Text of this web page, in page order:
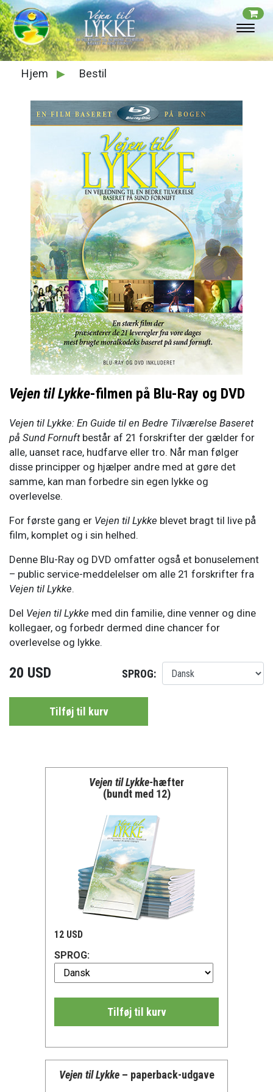
Hjem ▶ Bestil
Vejen til Lykke-filmen på Blu-Ray og DVD
Vejen til Lykke: En Guide til en Bedre Tilværelse Baseret
på Sund Fornuftbestår af 21 forskrifter der gælder for
alle, uanset race, hudfarve eller tro. Når man følger
disse principper og hjælper andre med at gøre det
samme, kan man forbedre sin egen lykke og
overlevelse.
For første gang er Vejen til Lykke blevet bragt til live på
film, komplet og i sin helhed.
Denne Blu-Ray og DVD omfatter også et bonuselement
– public service-meddelelser om alle 21 forskrifter fra
Vejen til Lykke.
Del Vejen til Lykke med din familie, dine venner og dine
kollegaer, og forbedr dermed dine chancer for
overlevelse og lykke.
20 USD SPROG:
Tilføj til kurv
Vejen til Lykke-hæfter
(bundt med 12)
12 USD
SPROG:
Tilføj til kurv
Vejen til Lykke– paperback-udgave